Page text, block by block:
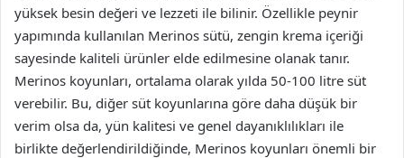
yüksek besin değeri ve lezzeti ile bilinir. Özellikle peynir
yapımında kullanılan Merinos sütü, zengin krema içeriği
sayesinde kaliteli ürünler elde edilmesine olanak tanır.
Merinos koyunları, ortalama olarak yılda 50-100 litre süt
verebilir. Bu, diğer süt koyunlarına göre daha düşük bir
verim olsa da, yün kalitesi ve genel dayanıklılıkları ile
birlikte değerlendirildiğinde, Merinos koyunları önemli bir